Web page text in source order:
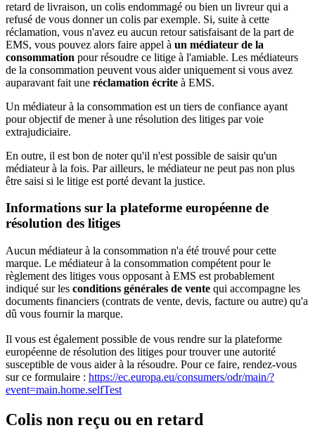
retard de livraison, un colis endommagé ou bien un livreur qui a
refusé de vous donner un colis par exemple. Si, suite à cette
réclamation, vous n'avez eu aucun retour satisfaisant de la part de
EMS, vous pouvez alors faire appel à un médiateur de la
consommation pour résoudre ce litige à l'amiable. Les médiateurs
de la consommation peuvent vous aider uniquement si vous avez
auparavant fait une réclamation écrite à EMS.
Un médiateur à la consommation est un tiers de confiance ayant
pour objectif de mener à une résolution des litiges par voie
extrajudiciaire.
En outre, il est bon de noter qu'il n'est possible de saisir qu'un
médiateur à la fois. Par ailleurs, le médiateur ne peut pas non plus
être saisi si le litige est porté devant la justice.
Informations sur la plateforme européenne de
résolution des litiges
Aucun médiateur à la consommation n'a été trouvé pour cette
marque. Le médiateur à la consommation compétent pour le
règlement des litiges vous opposant à EMS est probablement
indiqué sur les conditions générales de vente qui accompagne les
documents financiers (contrats de vente, devis, facture ou autre) qu'a
dû vous fournir la marque.
Il vous est également possible de vous rendre sur la plateforme
européenne de résolution des litiges pour trouver une autorité
susceptible de vous aider à la résoudre. Pour ce faire, rendez-vous
sur ce formulaire : https://ec.europa.eu/consumers/odr/main/?
event=main.home.selfTest
Colis non reçu ou en retard